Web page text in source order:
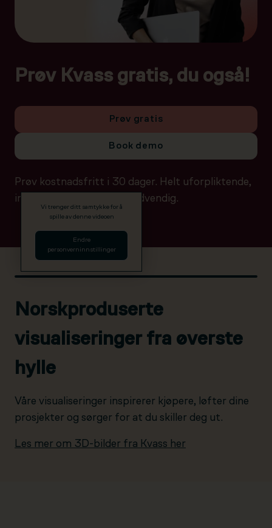
Prøv Kvass gratis, du også!
Prøv gratis
Book demo
Prøv kostnadsfritt i 30 dager. Helt uforpliktende,
ingen betalingsdetaljer nødvendig.
Vi trenger ditt samtykke for å
spille av denne videoen
Endre
personverninnstillinger
Norskproduserte
visualiseringer fra øverste
hylle
Våre visualiseringer inspirerer kjøpere, løfter dine
prosjekter og sørger for at du skiller deg ut.
Les mer om 3D-bilder fra Kvass her